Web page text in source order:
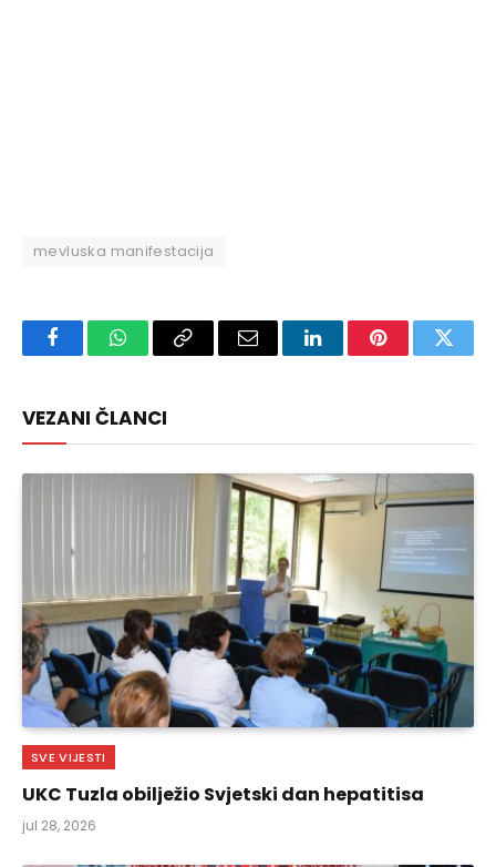
mevluska manifestacija
FacebookWhatsAppCopy
Email LinkedInPinterest
VEZANI ČLANCI
SVE VIJESTI
UKC Tuzla obilježio Svjetski dan hepatitisa
jul 28, 2026